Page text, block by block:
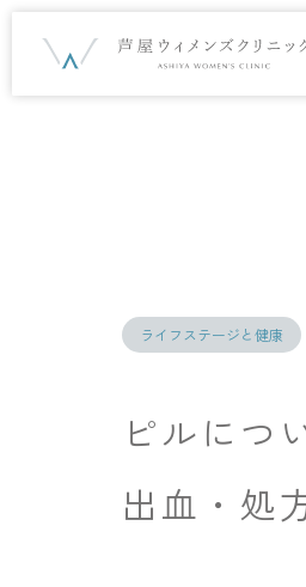
ライフステージと健康
ピルにつ
出血・処